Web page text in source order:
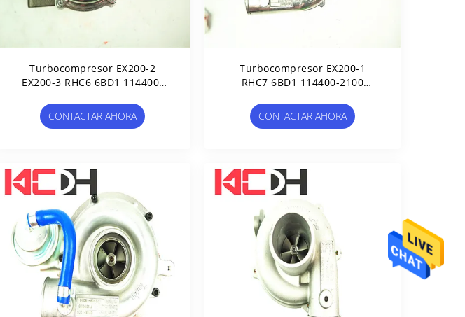
Turbocompresor EX200-2
EX200-3 RHC6 6BD1 114400-
CONTACTAR AHORA
Turbocompresor EX200-1
RHC7 6BD1 114400-2100
CONTACTAR AHORA